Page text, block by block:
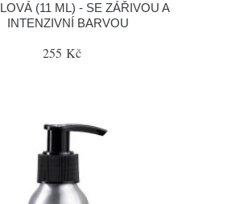
(11 ML) - SE ZÁŘIVOU A
INTENZIVNÍ BARVOU
255 Kč